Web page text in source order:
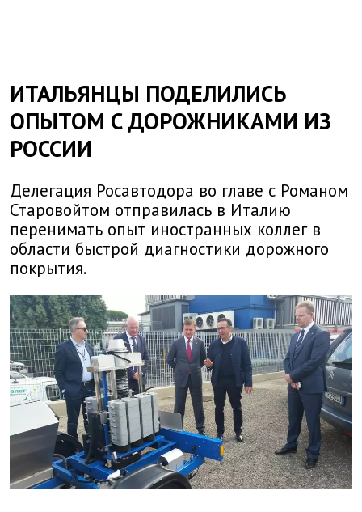
ИТАЛЬЯНЦЫ ПОДЕЛИЛИСЬ
ОПЫТОМ С ДОРОЖНИКАМИ ИЗ
РОССИИ
Делегация Росавтодора во главе с Романом
Старовойтом отправилась в Италию
перенимать опыт иностранных коллег в
области быстрой диагностики дорожного
покрытия.